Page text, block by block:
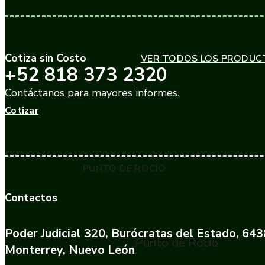
VER TODOS LOS
PUNTO DE ROCÍO
Punto de Rocío
Cotiza sin Costo
+52 818 373 2320
Contáctanos para mayores informes.
Cotizar
Contactos
Poder Judicial 320, Burócratas del Estado,
Monterrey, Nuevo León